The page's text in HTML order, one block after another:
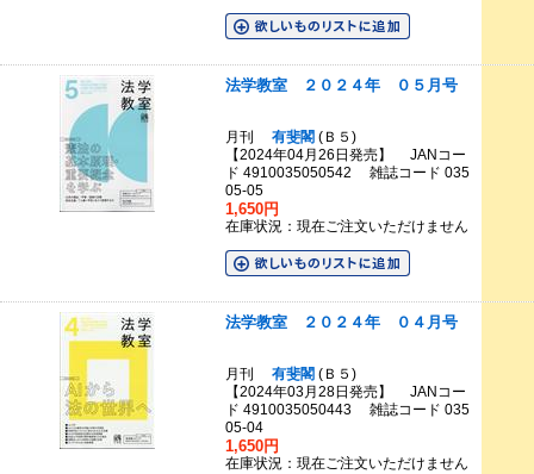
法学教室 ２０２４年 ０５月号
月刊 有斐閣 (Ｂ５)
【2024年04月26日発売】 JANコー
ド 4910035050542 雑誌コード 035
05-05
1,650円
在庫状況：現在ご注文いただけません
法学教室 ２０２４年 ０４月号
月刊 有斐閣 (Ｂ５)
【2024年03月28日発売】 JANコー
ド 4910035050443 雑誌コード 035
05-04
1,650円
在庫状況：現在ご注文いただけません